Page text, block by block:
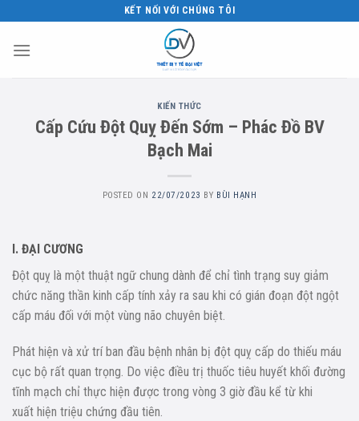
content
KẾT NỐI VỚI CHÚNG TÔI
KIẾN THỨC
Cấp Cứu Đột Quỵ Đến Sớm – Phác Đồ BV
Bạch Mai
POSTED ON 22/07/2023 BY BÙI HẠNH
I. ĐẠI CƯƠNG
Đột quỵ là một thuật ngữ chung dành để chỉ tình trạng suy giảm
chức năng thần kinh cấp tính xảy ra sau khi có gián đoạn đột ngột
cấp máu đối với một vùng não chuyên biệt.
Phát hiện và xử trí ban đầu bệnh nhân bị đột quỵ cấp do thiếu máu
cục bộ rất quan trọng. Do việc điều trị thuốc tiêu huyết khối đường
tĩnh mạch chỉ thực hiện được trong vòng 3 giờ đầu kể từ khi
xuất hiện triệu chứng đầu tiên.